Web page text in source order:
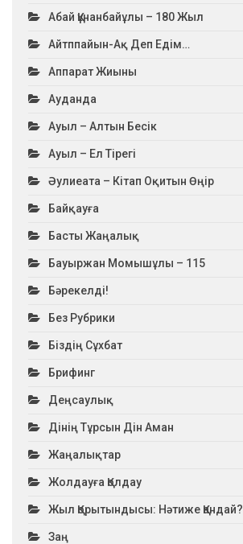
Абай Құнанбайұлы – 180 Жыл
Айтппайын-Ақ Деп Едім…
Аппарат Жиыны
Ауданда
Ауыл – Алтын Бесік
Ауыл – Ел Тірегі
Әулиеата – Кітап Оқитын Өңір
Байқауға
Басты Жаңалық
Бауыржан Момышұлы – 115
Бәрекелді!
Без Рубрики
Біздің Сұхбат
Брифинг
Деңсаулық
Дінің Тұрсын Дін Аман
Жаңалықтар
Жолдауға Қолдау
Жыл Қорытындысы: Нәтиже Қандай?
Заң